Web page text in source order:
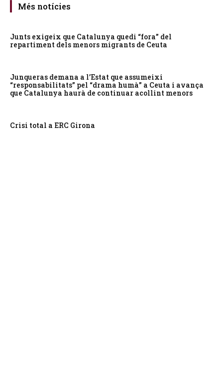
Més notícies
Junts exigeix que Catalunya quedi “fora” del
repartiment dels menors migrants de Ceuta
Junqueras demana a l’Estat que assumeixi
“responsabilitats” pel “drama humà” a Ceuta i avança
que Catalunya haurà de continuar acollint menors
Crisi total a ERC Girona